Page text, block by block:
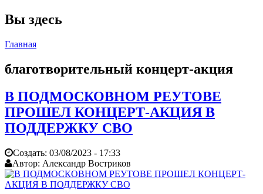
Вы здесь
Главная
благотворительный концерт-акция
В ПОДМОСКОВНОМ РЕУТОВЕ
ПРОШЕЛ КОНЦЕРТ-АКЦИЯ В
ПОДДЕРЖКУ СВО
Создать: 03/08/2023 - 17:33
Автор: Александр Востриков